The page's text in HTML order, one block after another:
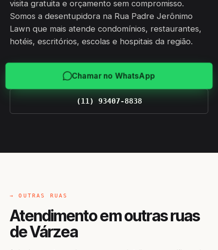
visita gratuita e orçamento sem compromisso.
Somos a desentupidora na Rua Padre Jerônimo
Lawn que mais atende condomínios, restaurantes,
hotéis, escritórios, escolas e hospitais da região.
Chamar no WhatsApp
(11) 93407-8838
→ OUTRAS RUAS
Atendimento em outras ruas
de Várzea